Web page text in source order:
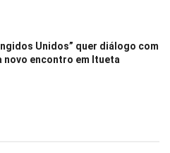
Unidos” quer diálogo com
novo encontro em Itueta